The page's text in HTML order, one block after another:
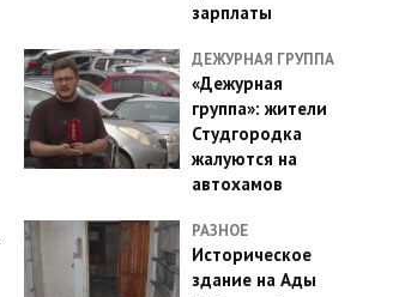
зарплаты
ДЕЖУРНАЯ ГРУППА
«Дежурная
группа»: жители
Студгородка
жалуются на
автохамов
РАЗНОЕ
Историческое
здание на Ады